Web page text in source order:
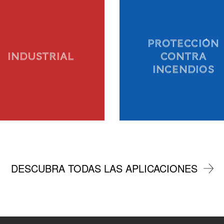
INDUSTRIAL
PROTECCIÓN
CONTRA
INCENDIOS
DESCUBRA TODAS LAS APLICACIONES